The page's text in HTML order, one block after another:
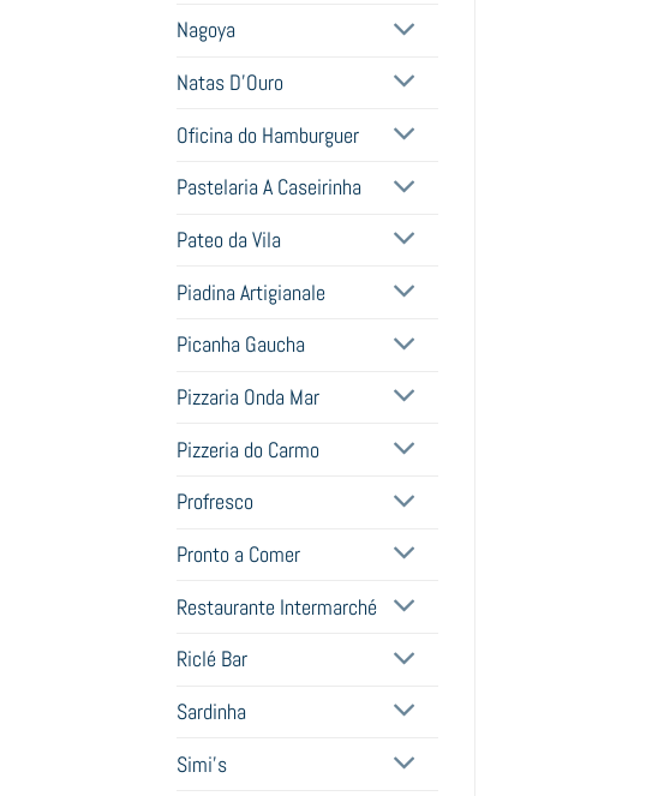
Nagoya
Natas D'Ouro
Oficina do Hamburguer
Pastelaria A Caseirinha
Pateo da Vila
Piadina Artigianale
Picanha Gaucha
Pizzaria Onda Mar
Pizzeria do Carmo
Profresco
Pronto a Comer
Restaurante Intermarché
Riclé Bar
Sardinha
Simi's